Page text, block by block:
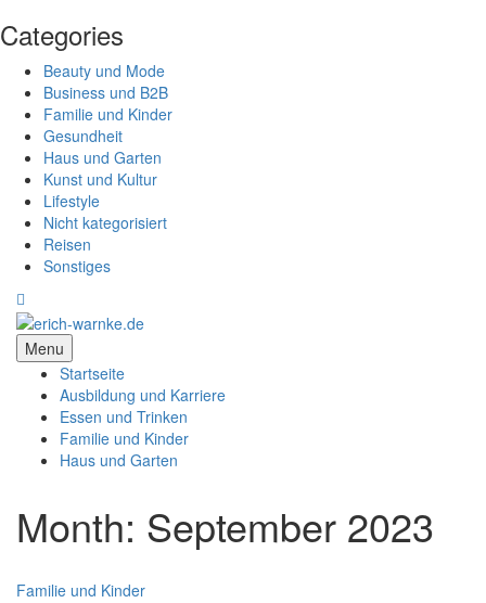
Categories
Beauty und Mode
Business und B2B
Familie und Kinder
Gesundheit
Haus und Garten
Kunst und Kultur
Lifestyle
Nicht kategorisiert
Reisen
Sonstiges
Menu
Startseite
Ausbildung und Karriere
Essen und Trinken
Familie und Kinder
Haus und Garten
Month: September 2023
Familie und Kinder